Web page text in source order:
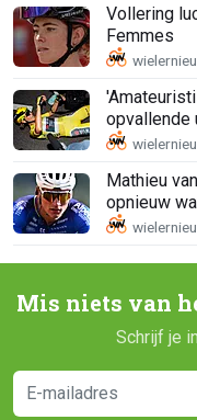
Vollering
Femmes
opvallende
Mathieu
opnieuw
Mis niets van
Schrijf je